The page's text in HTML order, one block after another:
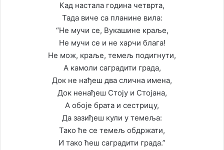
Кад настала година четврта,
Тада виче са планине вила:
“Не мучи се, Вукашине краље,
Не мучи се и не харчи блага!
Не мож, краље, темељ подигнути,
А камоли саградити града,
Док не нађеш два слична имена,
Док ненађеш Стоју и Стојана,
А обоје брата и сестрицу,
Да зазиђеш кули у темеља:
Тако ће се темељ обдржати,
И тако ћеш саградити града.”